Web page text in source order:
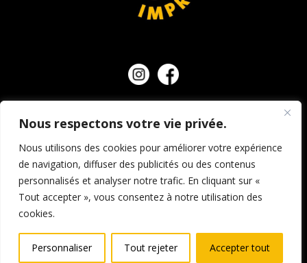
Nous respectons votre vie privée.
Nous utilisons des cookies pour améliorer votre expérience
de navigation, diffuser des publicités ou des contenus
personnalisés et analyser notre trafic. En cliquant sur «
Tout accepter », vous consentez à notre utilisation des
cookies.
Personnaliser Tout rejeter Accepter tout
NOUS CONTACTER
© Ligue d’impro 38, tous droits réservés.Mentions
légales et crédits–Politique de confidentialité–